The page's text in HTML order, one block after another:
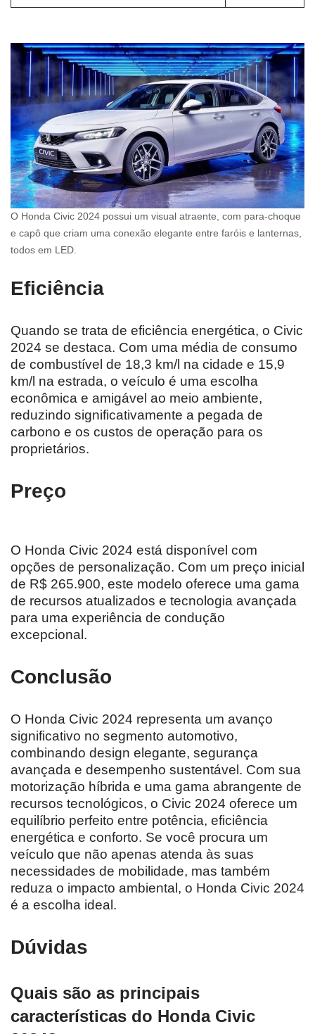
O Honda Civic 2024 possui um visual atraente, com para-choque
e capô que criam uma conexão elegante entre faróis e lanternas,
todos em LED.
Eficiência
Quando se trata de eficiência energética, o Civic
2024 se destaca. Com uma média de consumo
de combustível de 18,3 km/l na cidade e 15,9
km/l na estrada, o veículo é uma escolha
econômica e amigável ao meio ambiente,
reduzindo significativamente a pegada de
carbono e os custos de operação para os
proprietários.
Preço
O Honda Civic 2024 está disponível com
opções de personalização. Com um preço inicial
de R$ 265.900, este modelo oferece uma gama
de recursos atualizados e tecnologia avançada
para uma experiência de condução
excepcional.
Conclusão
O Honda Civic 2024 representa um avanço
significativo no segmento automotivo,
combinando design elegante, segurança
avançada e desempenho sustentável. Com sua
motorização híbrida e uma gama abrangente de
recursos tecnológicos, o Civic 2024 oferece um
equilíbrio perfeito entre potência, eficiência
energética e conforto. Se você procura um
veículo que não apenas atenda às suas
necessidades de mobilidade, mas também
reduza o impacto ambiental, o Honda Civic 2024
é a escolha ideal.
Dúvidas
Quais são as principais
características do Honda Civic